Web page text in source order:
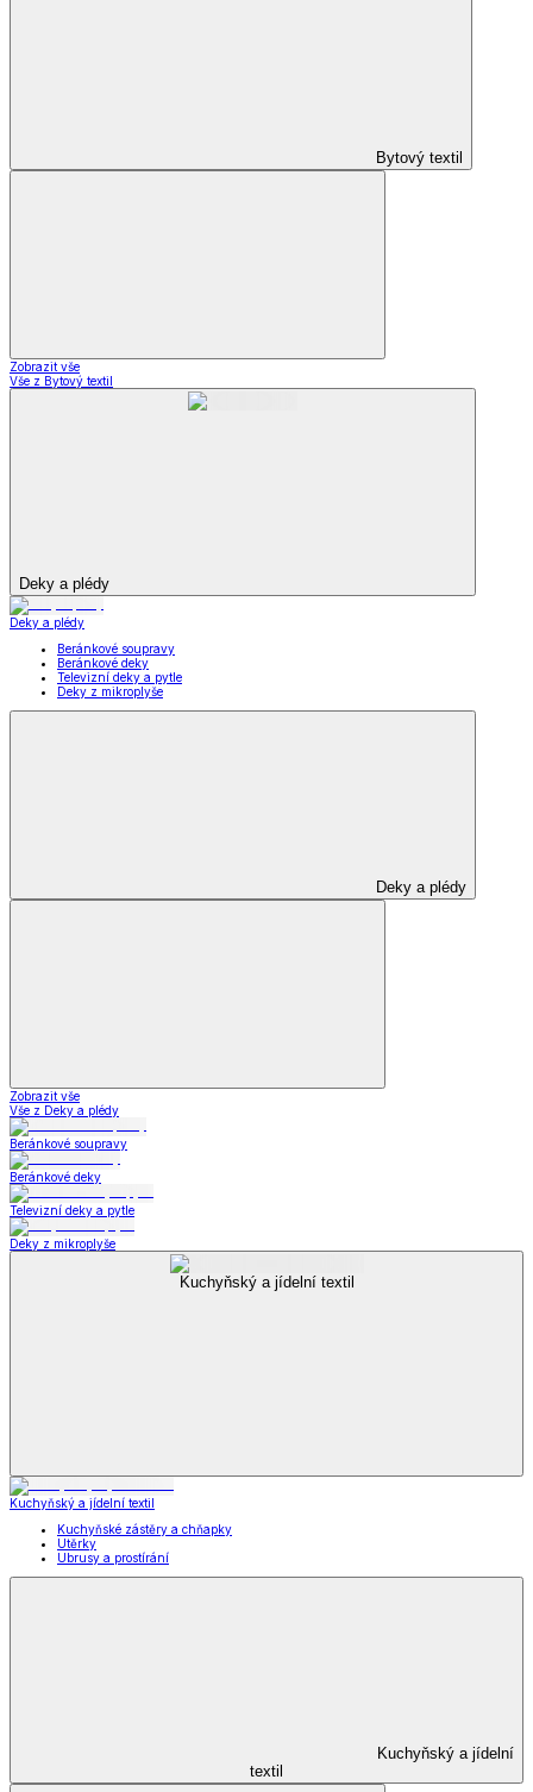
Bytový textil
Zobrazit vše
Vše z Bytový textil
Deky a plédy
Deky a plédy
Beránkové soupravy
Beránkové deky
Televizní deky a pytle
Deky z mikroplyše
Deky a plédy
Zobrazit vše
Vše z Deky a plédy
Beránkové soupravy
Beránkové deky
Televizní deky a pytle
Deky z mikroplyše
Kuchyňský a jídelní textil
Kuchyňský a jídelní textil
Kuchyňské zástěry a chňapky
Utěrky
Ubrusy a prostírání
Kuchyňský a jídelní
textil